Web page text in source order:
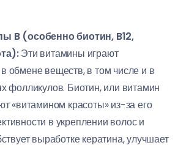
B (особенно биотин, B12,
Эти витамины играют
обмене веществ, в том числе и в
фолликулов. Биотин, или витамин
«витамином красоты» из-за его
в укреплении волос и
выработке кератина, улучшает